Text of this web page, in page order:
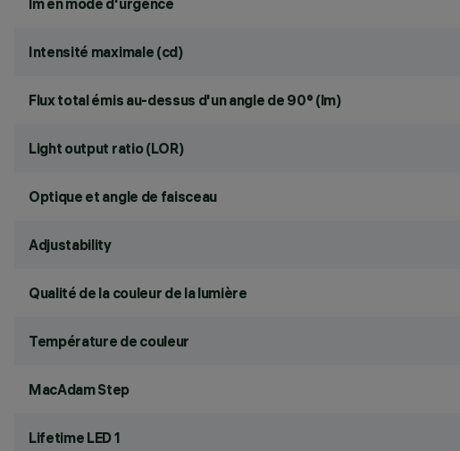
lm en mode d'urgence
Intensité maximale (cd)
Flux total émis au-dessus d'un angle de 90° (lm)
Light output ratio (LOR)
Optique et angle de faisceau
Adjustability
Qualité de la couleur de la lumière
Température de couleur
MacAdam Step
Lifetime LED 1